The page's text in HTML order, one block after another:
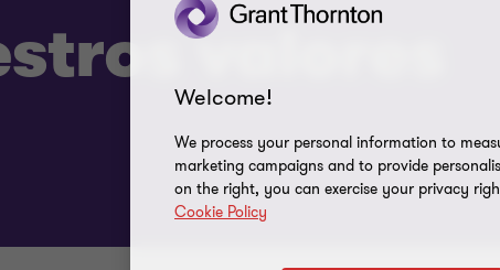
valores
Welcome!
We process your personal information to
marketing campaigns and to provide
on the right, you can exercise your privacy
Cookie Policy